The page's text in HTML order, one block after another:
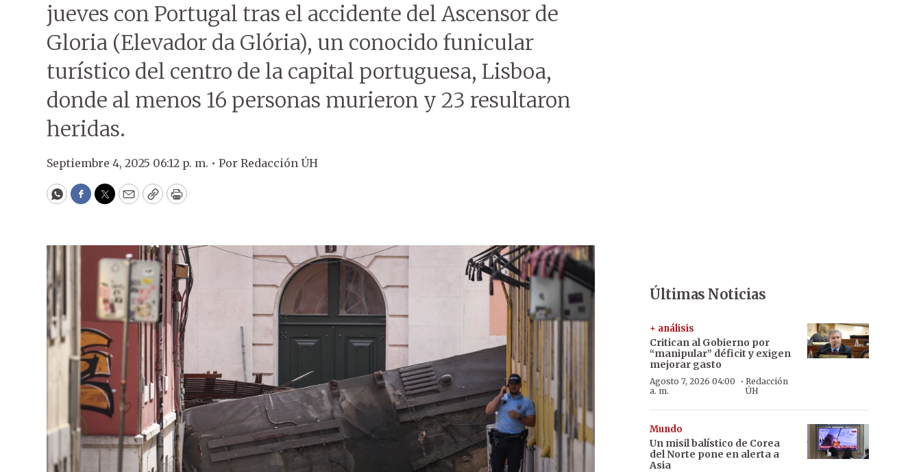
jueves con Portugal tras el accidente del Ascensor de
Gloria (Elevador da Glória), un conocido funicular
turístico del centro de la capital portuguesa, Lisboa,
donde al menos 16 personas murieron y 23 resultaron
heridas.
Septiembre 4, 2025 06:12 p. m. • Por Redacción ÚH
WhatsApp
Facebook
Twitter
EmailCopyPrint
Últimas Noticias
+ análisis
Critican al Gobierno por
“manipular” déficit y exigen
mejorar gasto
Agosto 7, 2026 04:00
a. m.
· Redacción
ÚH
Mundo
Un misil balístico de Corea
del Norte pone en alerta a
Asia